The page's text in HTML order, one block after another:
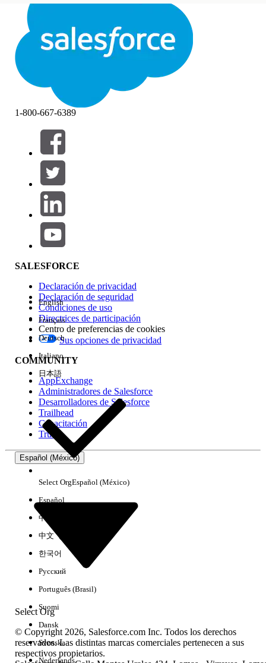
Cerrar Cerrar
Filtrar por (0)
SELECCIONAR FILTROS
Área de productos
Repercusión de función
Edición
Experiencia
No hay resultados
1-800-667-6389
SALESFORCE
Declaración de privacidad
Declaración de seguridad
Condiciones de uso
Directrices de participación
Centro de preferencias de cookies
Sus opciones de privacidad
COMMUNITY
AppExchange
Administradores de Salesforce
Desarrolladores de Salesforce
Trailhead
Capacitación
Trust
Español (México)
Select Org
English
Français
Deutsch
Italiano
日本語
Select OrgEspañol (México)
Español
中文（简体）
中文（繁體）
한국어
Русский
Português (Brasil)
Suomi
Dansk
Svenska
Nederlands
© Copyright 2026, Salesforce.com Inc. Todos los derechos
reservados. Las distintas marcas comerciales pertenecen a sus
respectivos propietarios.